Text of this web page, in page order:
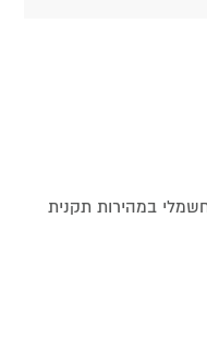
ק”מ בדיווש חשמלי במהירות תקנית